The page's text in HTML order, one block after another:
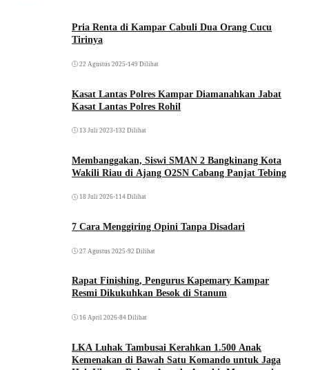
Pria Renta di Kampar Cabuli Dua Orang Cucu
Tirinya
22 Agustus 2025 •149 Dilihat
Kasat Lantas Polres Kampar Diamanahkan Jabat
Kasat Lantas Polres Rohil
13 Juli 2023 •132 Dilihat
Membanggakan, Siswi SMAN 2 Bangkinang Kota
Wakili Riau di Ajang O2SN Cabang Panjat Tebing
18 Juli 2026•114 Dilihat
7 Cara Menggiring Opini Tanpa Disadari
27 Agustus 2025 •92 Dilihat
Rapat Finishing, Pengurus Kapemary Kampar
Resmi Dikukuhkan Besok di Stanum
16 April 2026•84 Dilihat
LKA Luhak Tambusai Kerahkan 1.500 Anak
Kemenakan di Bawah Satu Komando untuk Jaga